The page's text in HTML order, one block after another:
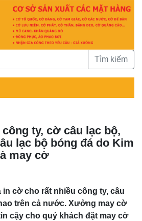
Tìm kiếm
ty, cờ câu lạc bộ,
lạc bộ bóng đá do Kim
may cờ
in cờ cho rất nhiều công ty, câu
trên cả nước. Xưởng may cờ
cậy cho quý khách đặt may cờ